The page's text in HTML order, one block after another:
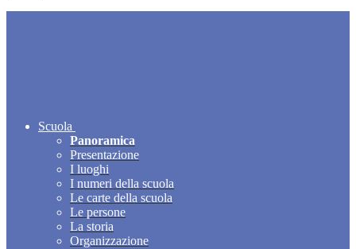
Scuola
Panoramica
Presentazione
I luoghi
I numeri della scuola
Le carte della scuola
Le persone
La storia
Organizzazione